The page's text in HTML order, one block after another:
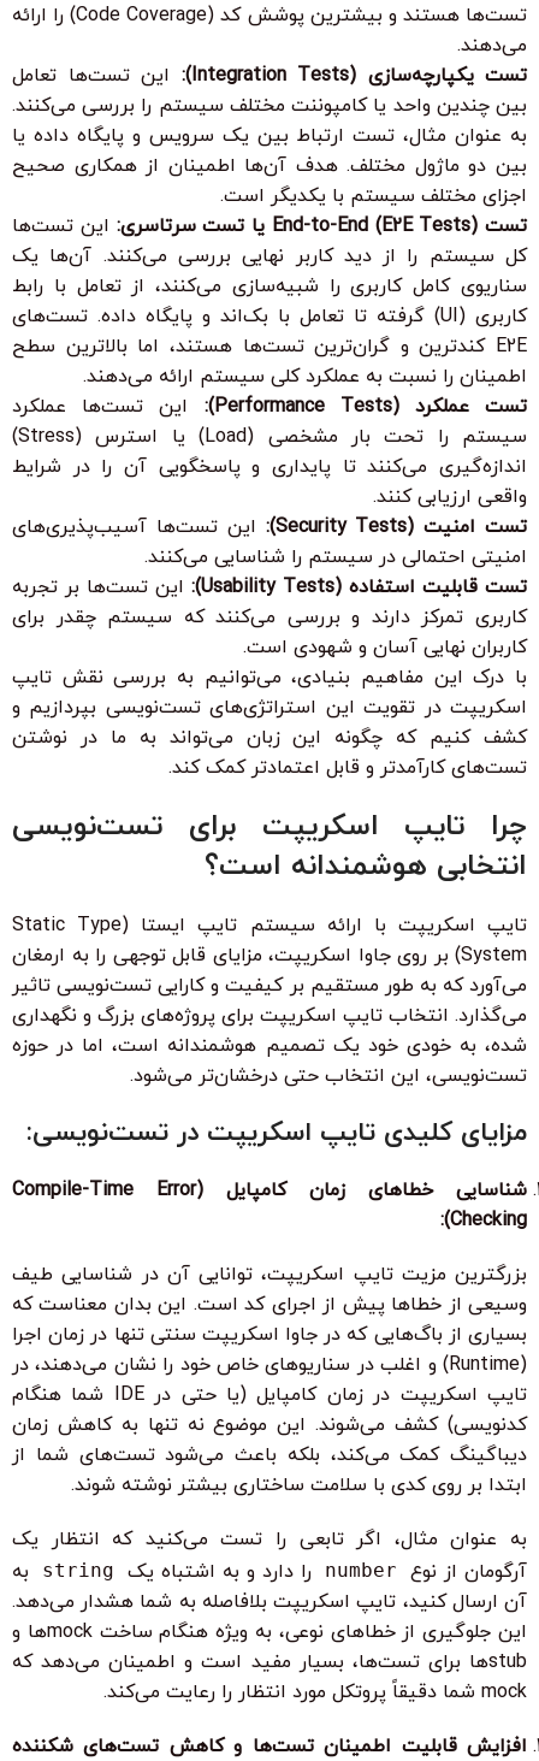
تست‌ها هستند و بیشترین پوشش کد (Code Coverage) را ارائه
می‌دهند.
تست یکپارچه‌سازی (Integration Tests):
این تست‌ها تعامل
بین چندین واحد یا کامپوننت مختلف سیستم را بررسی می‌کنند.
به عنوان مثال، تست ارتباط بین یک سرویس و پایگاه داده یا
بین دو ماژول مختلف. هدف آن‌ها اطمینان از همکاری صحیح
اجزای مختلف سیستم با یکدیگر است.
تست End-to-End (E2E Tests) یا تست سرتاسری:
این تست‌ها
کل سیستم را از دید کاربر نهایی بررسی می‌کنند. آن‌ها یک
سناریوی کامل کاربری را شبیه‌سازی می‌کنند، از تعامل با رابط
کاربری (UI) گرفته تا تعامل با بک‌اند و پایگاه داده. تست‌های
E2E کندترین و گران‌ترین تست‌ها هستند، اما بالاترین سطح
اطمینان را نسبت به عملکرد کلی سیستم ارائه می‌دهند.
تست عملکرد (Performance Tests):
این تست‌ها عملکرد
سیستم را تحت بار مشخصی (Load) یا استرس (Stress)
اندازه‌گیری می‌کنند تا پایداری و پاسخگویی آن را در شرایط
واقعی ارزیابی کنند.
تست امنیت (Security Tests):
این تست‌ها آسیب‌پذیری‌های
امنیتی احتمالی در سیستم را شناسایی می‌کنند.
تست قابلیت استفاده (Usability Tests):
این تست‌ها بر تجربه
کاربری تمرکز دارند و بررسی می‌کنند که سیستم چقدر برای
کاربران نهایی آسان و شهودی است.
با درک این مفاهیم بنیادی، می‌توانیم به بررسی نقش تایپ
اسکریپت در تقویت این استراتژی‌های تست‌نویسی بپردازیم و
کشف کنیم که چگونه این زبان می‌تواند به ما در نوشتن
تست‌های کارآمدتر و قابل اعتمادتر کمک کند.
چرا تایپ اسکریپت برای تست‌نویسی
انتخابی هوشمندانه است؟
تایپ اسکریپت با ارائه سیستم تایپ ایستا (Static Type
System) بر روی جاوا اسکریپت، مزایای قابل توجهی را به ارمغان
می‌آورد که به طور مستقیم بر کیفیت و کارایی تست‌نویسی تاثیر
می‌گذارد. انتخاب تایپ اسکریپت برای پروژه‌های بزرگ و نگهداری
شده، به خودی خود یک تصمیم هوشمندانه است، اما در حوزه
تست‌نویسی، این انتخاب حتی درخشان‌تر می‌شود.
مزایای کلیدی تایپ اسکریپت در تست‌نویسی:
شناسایی خطاهای زمان کامپایل (Compile-Time Error
Checking):
بزرگترین مزیت تایپ اسکریپت، توانایی آن در شناسایی طیف
وسیعی از خطاها پیش از اجرای کد است. این بدان معناست که
بسیاری از باگ‌هایی که در جاوا اسکریپت سنتی تنها در زمان اجرا
(Runtime) و اغلب در سناریوهای خاص خود را نشان می‌دهند، در
تایپ اسکریپت در زمان کامپایل (یا حتی در IDE شما هنگام
کدنویسی) کشف می‌شوند. این موضوع نه تنها به کاهش زمان
دیباگینگ کمک می‌کند، بلکه باعث می‌شود تست‌های شما از
ابتدا بر روی کدی با سلامت ساختاری بیشتر نوشته شوند.
به عنوان مثال، اگر تابعی را تست می‌کنید که انتظار یک
آرگومان از نوع
number را دارد و به اشتباه یک string
به
آن ارسال کنید، تایپ اسکریپت بلافاصله به شما هشدار می‌دهد.
این جلوگیری از خطاهای نوعی، به ویژه هنگام ساخت mockها و
stubها برای تست‌ها، بسیار مفید است و اطمینان می‌دهد که
mock شما دقیقاً پروتکل مورد انتظار را رعایت می‌کند.
افزایش قابلیت اطمینان تست‌ها و کاهش تست‌های شکننده